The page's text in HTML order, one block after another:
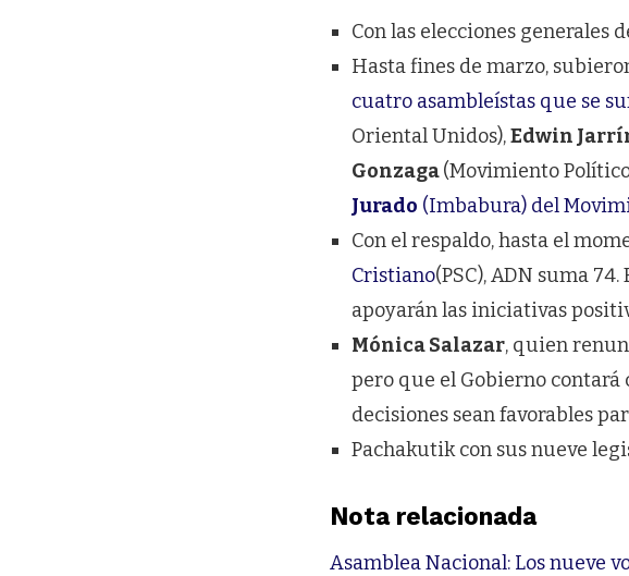
Con las elecciones generales
Hasta fines de marzo,
cuatro asambleístas que se
Oriental Unidos),Edwin
Gonzaga(Movimiento
Jurado (Imbabura) del
Con el respaldo, hasta el
Cristiano(PSC), ADN suma
apoyarán las iniciativas
Mónica Salazar, quien
pero que el Gobierno contará
decisiones sean favorables
Pachakutik con sus nueve
Nota relacionada
Asamblea Nacional: Los nueve